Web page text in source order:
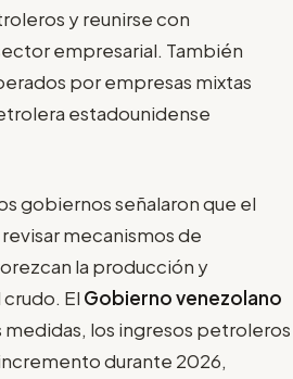
y reunirse con
empresarial. También
por empresas mixtas
estadounidense
gobiernos señalaron que el
mecanismos de
la producción y
El Gobierno venezolano
los ingresos petroleros
durante 2026,